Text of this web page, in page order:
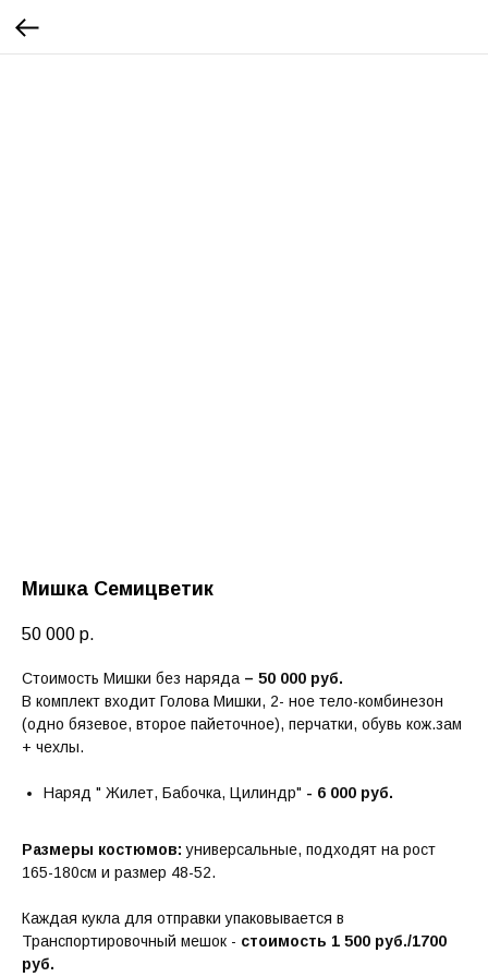
Мишка Семицветик
50 000 р.
Стоимость Мишки без наряда – 50 000 руб.
В комплект входит Голова Мишки, 2- ное тело-комбинезон
(одно бязевое, второе пайеточное), перчатки, обувь кож.зам
+ чехлы.
Наряд " Жилет, Бабочка, Цилиндр" - 6 000 руб.
Размеры костюмов:универсальные, подходят на рост
165-180см и размер 48-52.
Каждая кукла для отправки упаковывается в
Транспортировочный мешок - стоимость 1 500 руб./1700
руб.